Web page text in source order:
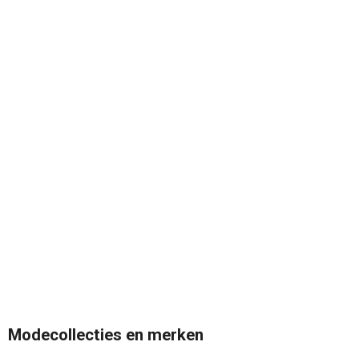
Modecollecties en merken